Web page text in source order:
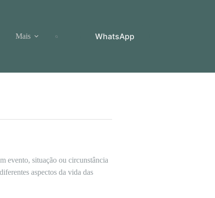
Mais WhatsApp
evento, situação ou circunstância
aspectos da vida das